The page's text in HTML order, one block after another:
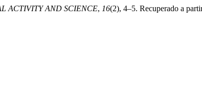
ACTIVITY AND SCIENCE, 16(2), 4–5. Recuperado a